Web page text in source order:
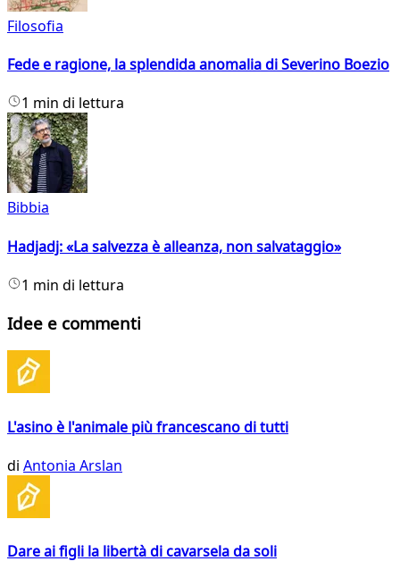
Filosofia
Fede e ragione, la splendida anomalia di Severino Boezio
1 min di lettura
Bibbia
Hadjadj: «La salvezza è alleanza, non salvataggio»
1 min di lettura
Idee e commenti
L'asino è l'animale più francescano di tutti
di Antonia Arslan
Dare ai figli la libertà di cavarsela da soli